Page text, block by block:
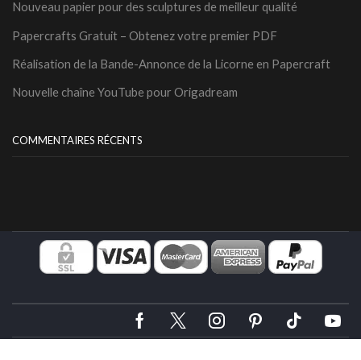
Nouveau papier pour des sculptures de meilleur qualité
Papercrafts Gratuit – Obtenez votre premier PDF
Réalisation de la Bande-Annonce de la Licorne en Papercraft
Nouvelle chaîne YouTube pour Origadream
COMMENTAIRES RÉCENTS